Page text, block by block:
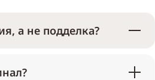
а не подделка?